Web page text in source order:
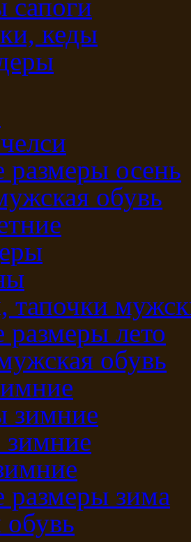
сапоги
кеды
осень
обувь
тапочки
лето
обувь
зимние
зимние
размеры зима